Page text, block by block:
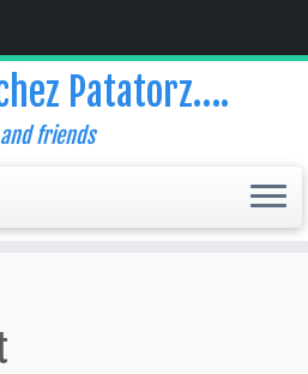
Patatorz….
friends